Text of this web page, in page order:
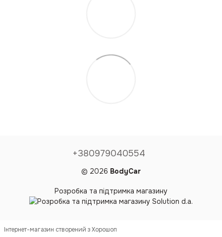
+380979040554
© 2026 BodyCar
Розробка та підтримка магазину
Інтернет-магазин створений з Хорошоп